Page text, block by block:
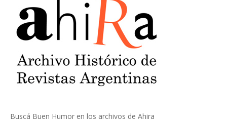
Buscá Buen Humor en los archivos de Ahira